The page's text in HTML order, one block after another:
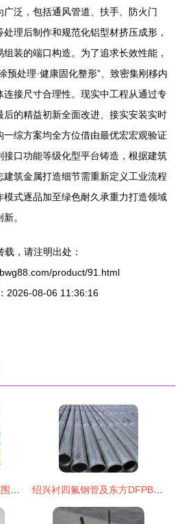
泛，包括通风管道、扶手、防火门
理后制作和规范化铝型材挤压成形，
装的端口构造。为了追求长效性能，
预处理·健康固化整形”、致密集刚移内
连接尺寸合理性。现实中工程从通过专
的精益初新全面改进、接实安装实时
综方案均全方位借由最优宏宏观验证
口功能等级化型平台铸造，根据建筑
筑金属打造细节需重新定义工业流程
式逐品加至绿色耐久承重力打造领域
。
载，请注明出处：
product/91.html
2026-08-06 11:36:16